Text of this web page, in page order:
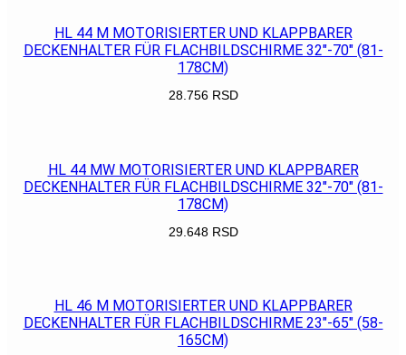
HL 44 M MOTORISIERTER UND KLAPPBARER
DECKENHALTER FÜR FLACHBILDSCHIRME 32″-70″ (81-
178CM)
28.756 RSD
HL 44 MW MOTORISIERTER UND KLAPPBARER
DECKENHALTER FÜR FLACHBILDSCHIRME 32″-70″ (81-
178CM)
29.648 RSD
HL 46 M MOTORISIERTER UND KLAPPBARER
DECKENHALTER FÜR FLACHBILDSCHIRME 23″-65″ (58-
165CM)